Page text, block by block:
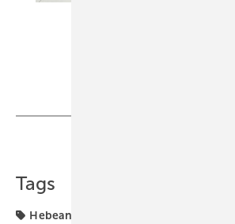
Tags
Hebeanlage